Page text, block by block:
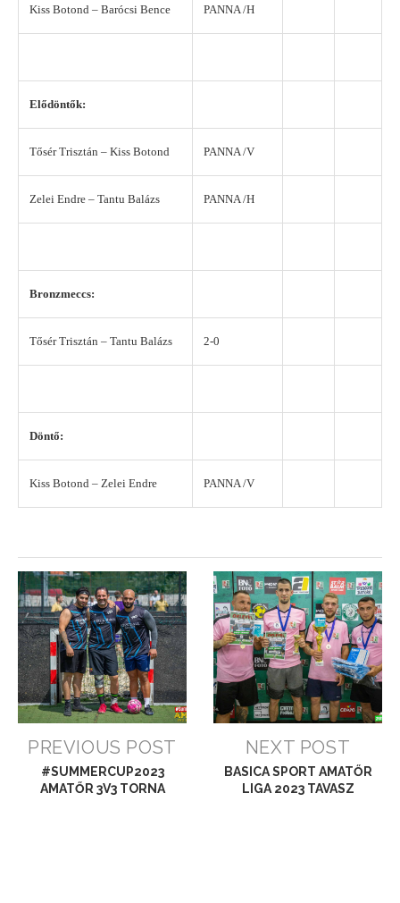
Kiss Botond – Barócsi Bence PANNA /H
Elődöntők:
Tősér Trisztán – Kiss Botond PANNA /V
Zelei Endre – Tantu Balázs PANNA /H
Bronzmeccs:
Tősér Trisztán – Tantu Balázs 2-0
Döntő:
Kiss Botond – Zelei Endre PANNA /V
PREVIOUS POST
#SUMMERCUP2023
AMATŐR 3V3 TORNA
NEXT POST
BASICA SPORT AMATŐR
LIGA 2023 TAVASZ